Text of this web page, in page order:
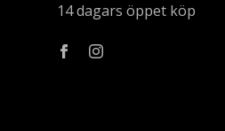
14 dagars öppet köp